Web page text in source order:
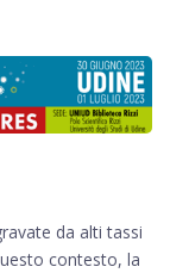
da alti tassi
contesto, la